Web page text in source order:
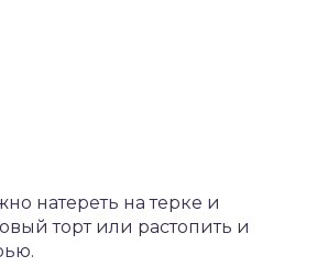
натереть на терке и
торт или растопить и